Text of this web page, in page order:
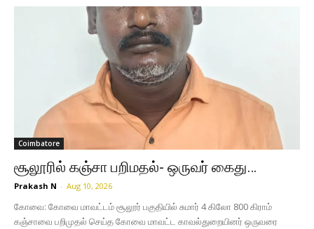
Coimbatore
சூலூரில் கஞ்சா பறிமதல்- ஒருவர் கைது…
Prakash N - Aug 10, 2026
கோவை: கோவை மாவட்டம் சூலூர் பகுதியில் சுமார் 4 கிலோ 800 கிராம்
கஞ்சாவை பறிமுதல் செய்த கோவை மாவட்ட காவல்துறையினர் ஒருவரை